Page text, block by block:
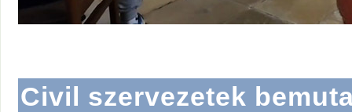
Civil szervezetek